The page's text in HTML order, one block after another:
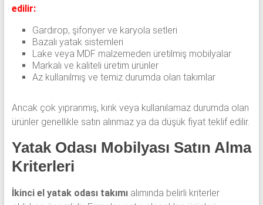
edilir:
Gardırop, şifonyer ve karyola setleri
Bazalı yatak sistemleri
Lake veya MDF malzemeden üretilmiş mobilyalar
Markalı ve kaliteli üretim ürünler
Az kullanılmış ve temiz durumda olan takımlar
Ancak çok yıpranmış, kırık veya kullanılamaz durumda olan
ürünler genellikle satın alınmaz ya da düşük fiyat teklif edilir.
Yatak Odası Mobilyası Satın Alma
Kriterleri
İkinci el yatak odası takımıalımında belirli kriterler